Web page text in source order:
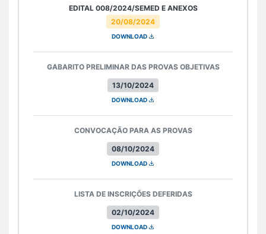
20/08/2024
EDITAL 008/2024/SEMED E ANEXOS
DOWNLOAD
13/10/2024
GABARITO PRELIMINAR DAS PROVAS OBJETIVAS
DOWNLOAD
08/10/2024
CONVOCAÇÃO PARA AS PROVAS
DOWNLOAD
02/10/2024
LISTA DE INSCRIÇÕES DEFERIDAS
DOWNLOAD